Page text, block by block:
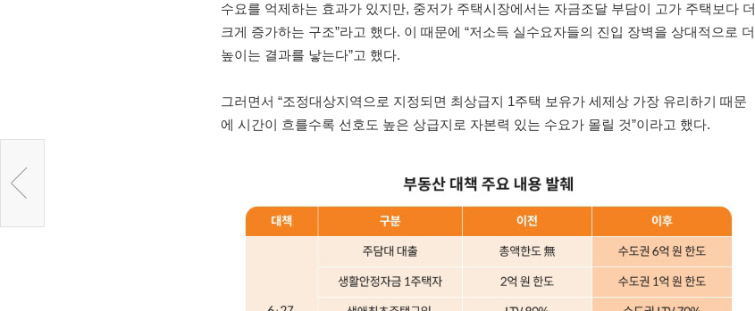
수요를 억제하는 효과가 있지만, 중저가 주택시장에서는 자금조달 부담이 고가 주택보다 더
크게 증가하는 구조”라고 했다. 이 때문에 “저소득 실수요자들의 진입 장벽을 상대적으로 더
높이는 결과를 낳는다”고 했다.
그러면서 “조정대상지역으로 지정되면 최상급지 1주택 보유가 세제상 가장 유리하기 때문
에 시간이 흐를수록 선호도 높은 상급지로 자본력 있는 수요가 몰릴 것”이라고 했다.